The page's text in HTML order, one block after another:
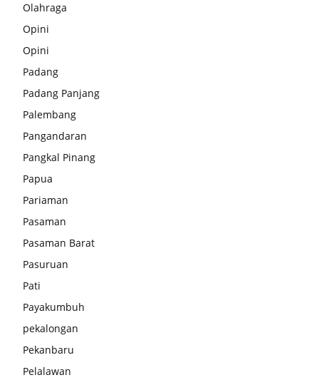
Olahraga
Opini
Opini
Padang
Padang Panjang
Palembang
Pangandaran
Pangkal Pinang
Papua
Pariaman
Pasaman
Pasaman Barat
Pasuruan
Pati
Payakumbuh
pekalongan
Pekanbaru
Pelalawan